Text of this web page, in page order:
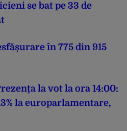
se bat pe 33 de
în 775 din 915
la vot la ora 14:00:
la europarlamentare,